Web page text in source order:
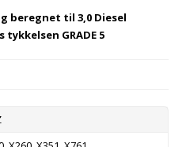
beregnet til 3,0 Diesel
GRADE 5